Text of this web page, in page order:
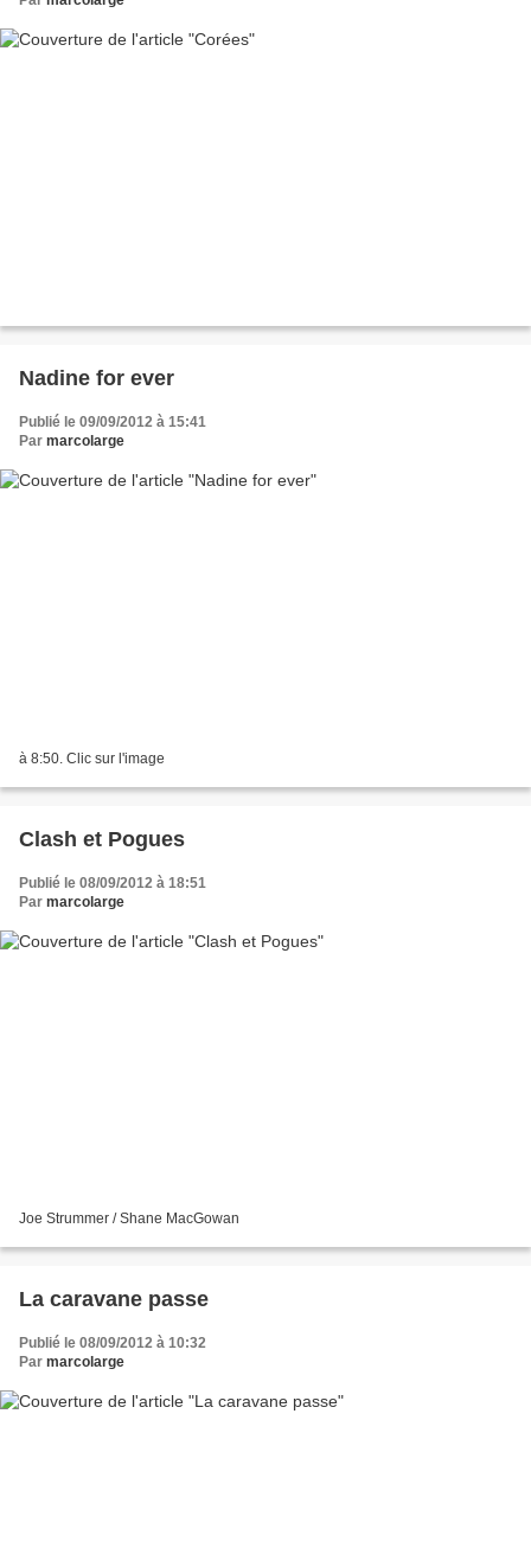
Nadine for ever
Publié le 09/09/2012 à 15:41
Par marcolarge
à 8:50. Clic sur l'image
Clash et Pogues
Publié le 08/09/2012 à 18:51
Par marcolarge
Joe Strummer / Shane MacGowan
La caravane passe
Publié le 08/09/2012 à 10:32
Par marcolarge